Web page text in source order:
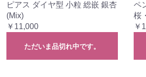
ピアス ダイヤ型 小粒 総嵌 銀杏
(Mix)
￥11,000
ただいま品切れ中です。
ペ
桜
￥